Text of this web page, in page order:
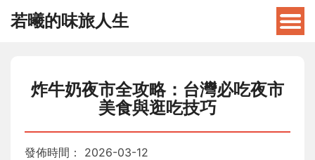
若曦的味旅人生
炸牛奶夜市全攻略：台灣必吃夜市
美食與逛吃技巧
發佈時間： 2026-03-12